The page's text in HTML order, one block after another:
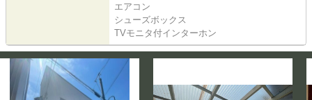
エアコン
シューズボックス
TVモニタ付インターホン